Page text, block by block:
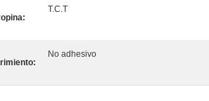
T.C.T
No adhesivo